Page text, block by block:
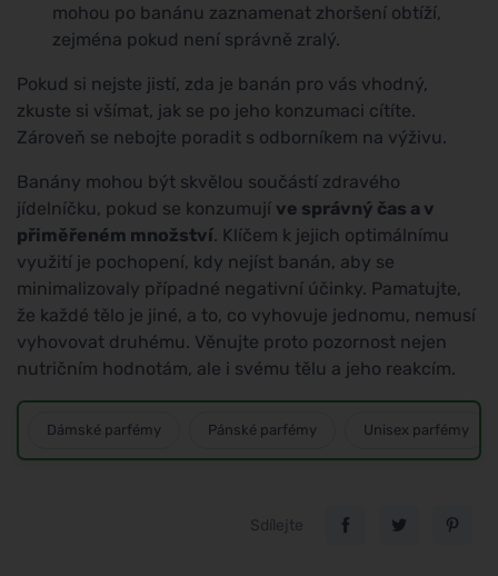
mohou po banánu zaznamenat zhoršení obtíží,
zejména pokud není správně zralý.
Pokud si nejste jistí, zda je banán pro vás vhodný,
zkuste si všímat, jak se po jeho konzumaci cítíte.
Zároveň se nebojte poradit s odborníkem na výživu.
Banány mohou být skvělou součástí zdravého
jídelníčku, pokud se konzumují ve správný čas a v
přiměřeném množství. Klíčem k jejich optimálnímu
využití je pochopení, kdy nejíst banán, aby se
minimalizovaly případné negativní účinky. Pamatujte,
že každé tělo je jiné, a to, co vyhovuje jednomu, nemusí
vyhovovat druhému. Věnujte proto pozornost nejen
nutričním hodnotám, ale i svému tělu a jeho reakcím.
Dámské parfémy Pánské parfémy Unisex parfémy
Sdílejte